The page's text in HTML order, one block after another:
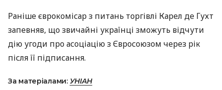
Раніше єврокомісар з питань торгівлі Карел де Гухт
запевняв, що звичайні українці зможуть відчути
дію угоди про асоціацію з Євросоюзом через рік
після її підписання.
За матеріалами: УНІАН